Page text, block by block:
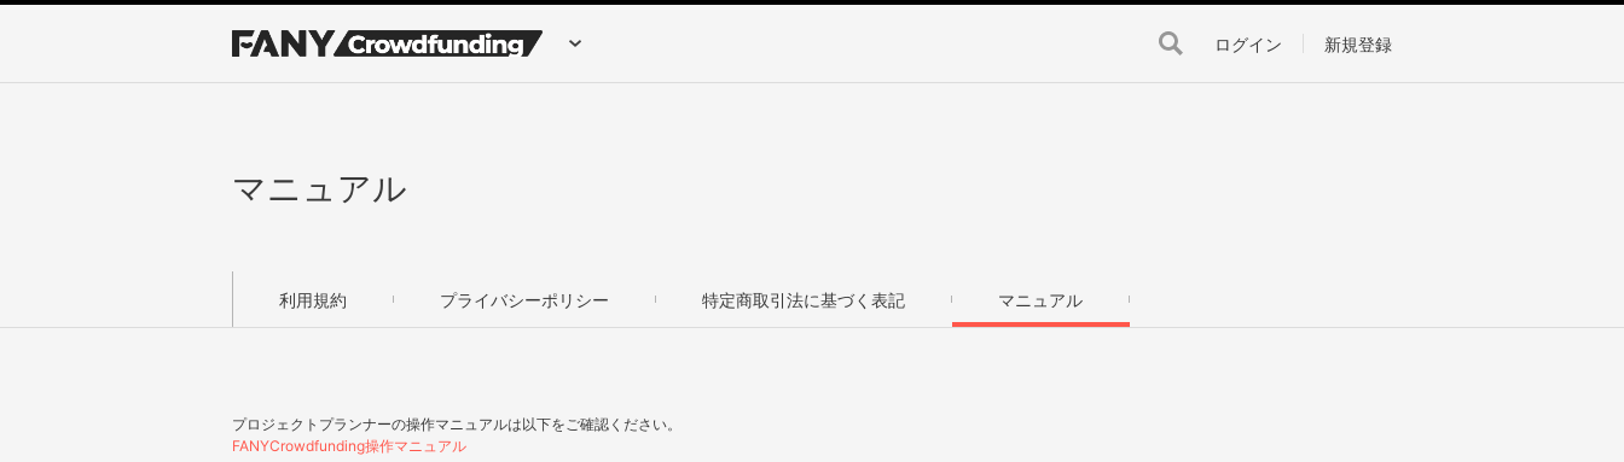
ログイン 新規登録
マニュアル
利用規約 プライバシーポリシー 特定商取引法に基づく表記 マニュアル
プロジェクトプランナーの操作マニュアルは以下をご確認ください。
FANYCrowdfunding操作マニュアル